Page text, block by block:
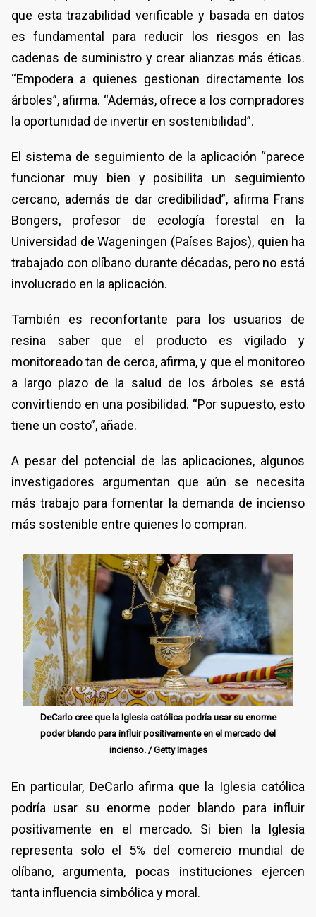
que esta trazabilidad verificable y basada en datos
es fundamental para reducir los riesgos en las
cadenas de suministro y crear alianzas más éticas.
“Empodera a quienes gestionan directamente los
árboles”, afirma. “Además, ofrece a los compradores
la oportunidad de invertir en sostenibilidad”.
El sistema de seguimiento de la aplicación “parece
funcionar muy bien y posibilita un seguimiento
cercano, además de dar credibilidad”, afirma Frans
Bongers, profesor de ecología forestal en la
Universidad de Wageningen (Países Bajos), quien ha
trabajado con olíbano durante décadas, pero no está
involucrado en la aplicación.
También es reconfortante para los usuarios de
resina saber que el producto es vigilado y
monitoreado tan de cerca, afirma, y que el monitoreo
a largo plazo de la salud de los árboles se está
convirtiendo en una posibilidad. “Por supuesto, esto
tiene un costo”, añade.
A pesar del potencial de las aplicaciones, algunos
investigadores argumentan que aún se necesita
más trabajo para fomentar la demanda de incienso
más sostenible entre quienes lo compran.
DeCarlo cree que la Iglesia católica podría usar su enorme
poder blando para influir positivamente en el mercado del
incienso. / Getty Images
En particular, DeCarlo afirma que la Iglesia católica
podría usar su enorme poder blando para influir
positivamente en el mercado. Si bien la Iglesia
representa solo el 5% del comercio mundial de
olíbano, argumenta, pocas instituciones ejercen
tanta influencia simbólica y moral.